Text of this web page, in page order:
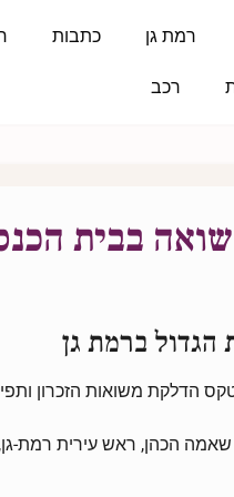
רמת גן כתבות
רכב
בבית
הגדול ברמת גן
הדלקת משואות הזכרון
הכהן, ראש עירית רמת-גן,